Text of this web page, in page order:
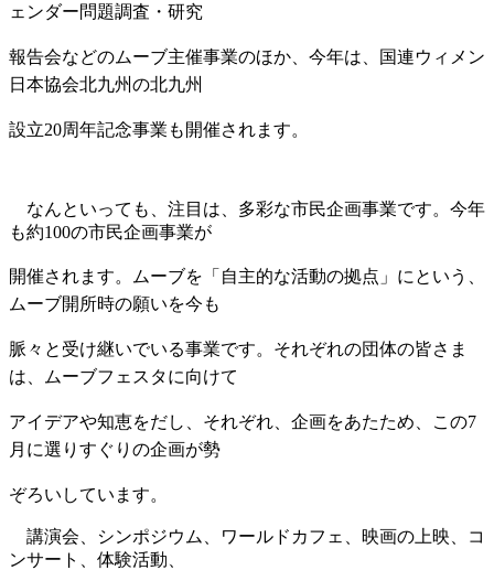
ェンダー問題調査・研究
報告会などのムーブ主催事業のほか、今年は、国連ウィメン
日本協会北九州の北九州
設立20周年記念事業も 開催されます。
なんといっても、注目は、多彩な市民企画事業です。今年
も約100の市民企画事業が
開催されます。ムーブを「自主的な活動の拠点」にという、
ムーブ開所時の願いを今も
脈々 と受け継いでいる事業です。それぞれの団体の皆さま
は、ムーブフェスタに向けて
アイデアや知恵をだし、 それぞれ、企画をあたため、この7
月に選りすぐりの企画が勢
ぞろいしています。
講演会、シンポジウム、ワールドカフェ、映画の上映、コ
ンサート、体験活動、